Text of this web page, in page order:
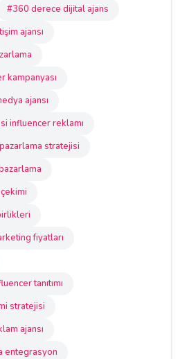
#360 derece dijital ajans
ajansı
kampanyası
ajansı
influencer reklamı
stratejisi
fiyatları
tanıtımı
stratejisi
ajansı
entegrasyon